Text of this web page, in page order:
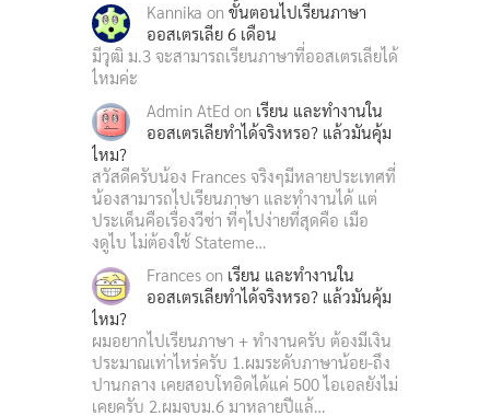
Kannika on ขั้นตอนไปเรียนภาษา
ออสเตรเลีย 6 เดือน
มีวุฒิ ม.3 จะสามารถเรียนภาษาที่ออสเตรเลียได้
ไหมค่ะ
Admin AtEd on เรียน และทำงานใน
ออสเตรเลียทำได้จริงหรอ? แล้วมันคุ้ม
ไหม?
สวัสดีครับน้อง Frances จริงๆมีหลายประเทศที่
น้องสามารถไปเรียนภาษา และทำงานได้ แต่
ประเด็นคือเรื่องวีซ่า ที่ๆไปง่ายที่สุดคือ เมือ
งดูไบ ไม่ต้องใช้ Stateme…
Frances on เรียน และทำงานใน
ออสเตรเลียทำได้จริงหรอ? แล้วมันคุ้ม
ไหม?
ผมอยากไปเรียนภาษา + ทำงานครับ ต้องมีเงิน
ประมาณเท่าไหร่ครับ 1.ผมระดับภาษาน้อย-ถึง
ปานกลาง เคยสอบโทอิดได้แค่ 500 ไอเอลยังไม่
เคยครับ 2.ผมจบม.6 มาหลายปีแล้…